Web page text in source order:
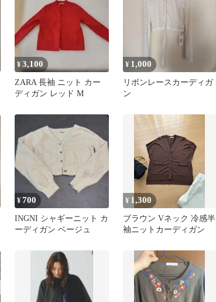
¥3,100
ZARA 長袖 ニット カー
ディガン レッド M
¥ 1,000
リボンレースカーディガ
ン
¥700
INGNI シャギーニット カ
ーディガン ベージュ
¥ 1,300
ブラウン Vネック 冷感半
袖ニットカーディガン